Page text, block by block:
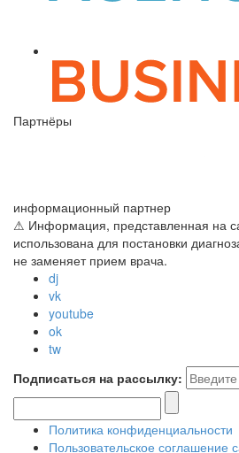
Партнёры
информационный партнер
⚠ Информация, представленная на
использована для постановки
не заменяет прием врача.
dj
vk
youtube
ok
tw
Подписаться на рассылку:
Политика конфиденциальности
Пользовательское соглашение